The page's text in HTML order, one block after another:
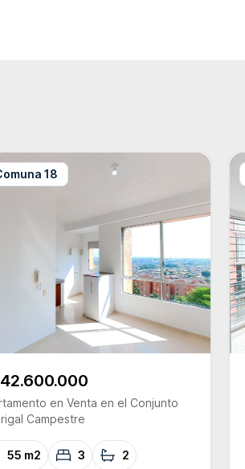
18
en Venta en el Conjunto
Campestre
55 m2 3 2